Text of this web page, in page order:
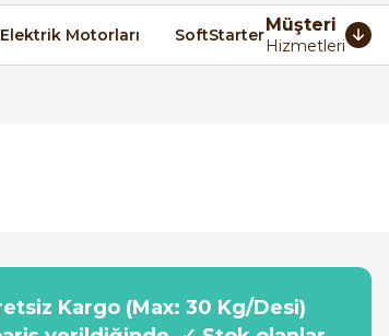
Elektrik Motorları SoftStarterMüşteri
Hizmetleri
Kargo (Max: 30 Kg/Desi)